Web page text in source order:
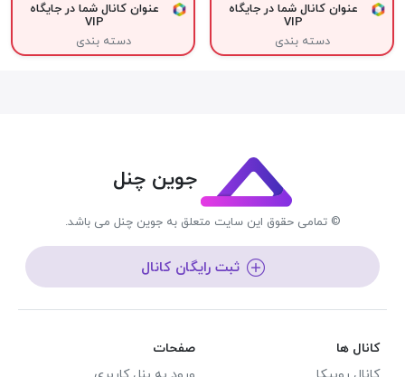
عنوان کانال شما در جایگاه
VIP
دسته بندی
عنوان کانال شما در جایگاه
VIP
دسته بندی
جوین چنل
© تمامی حقوق این سایت متعلق به جوین چنل می باشد.
ثبت رایگان کانال
کانال ها
صفحات